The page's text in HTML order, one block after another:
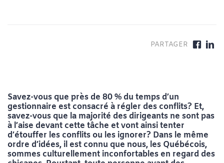
Savez-vous que près de 80 % du temps d’un
gestionnaire est consacré à régler des conflits? Et,
savez-vous que la majorité des dirigeants ne sont pas
à l’aise devant cette tâche et vont ainsi tenter
d’étouffer les conflits ou les ignorer? Dans le même
ordre d’idées, il est connu que nous, les Québécois,
sommes culturellement inconfortables en regard des